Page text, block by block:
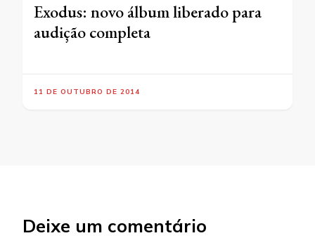
Exodus: novo álbum liberado para
audição completa
11 DE OUTUBRO DE 2014
Deixe um comentário